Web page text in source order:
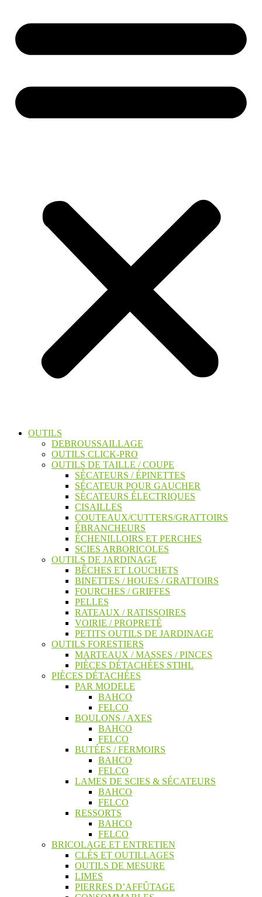
OUTILS
DEBROUSSAILLAGE
OUTILS CLICK-PRO
OUTILS DE TAILLE / COUPE
SÉCATEURS / ÉPINETTES
SÉCATEUR POUR GAUCHER
SÉCATEURS ÉLECTRIQUES
CISAILLES
COUTEAUX/CUTTERS/GRATTOIRS
ÉBRANCHEURS
ÉCHENILLOIRS ET PERCHES
SCIES ARBORICOLES
OUTILS DE JARDINAGE
BÊCHES ET LOUCHETS
BINETTES / HOUES / GRATTOIRS
FOURCHES / GRIFFES
PELLES
RATEAUX / RATISSOIRES
VOIRIE / PROPRETÉ
PETITS OUTILS DE JARDINAGE
OUTILS FORESTIERS
MARTEAUX / MASSES / PINCES
PIÈCES DÉTACHÉES STIHL
PIÈCES DÉTACHÉES
PAR MODELE
BAHCO
FELCO
BOULONS / AXES
BAHCO
FELCO
BUTÉES / FERMOIRS
BAHCO
FELCO
LAMES DE SCIES & SÉCATEURS
BAHCO
FELCO
RESSORTS
BAHCO
FELCO
BRICOLAGE ET ENTRETIEN
CLÉS ET OUTILLAGES
OUTILS DE MESURE
LIMES
PIERRES D’AFFÛTAGE